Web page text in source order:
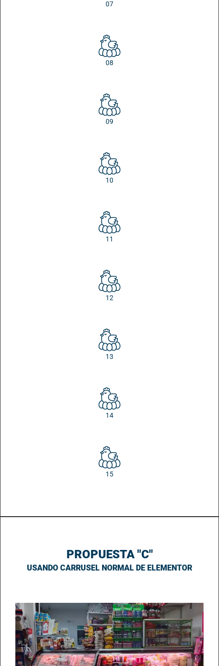
07
08
09
10
11
12
13
14
15
PROPUESTA "C"
USANDO CARRUSEL NORMAL DE ELEMENTOR